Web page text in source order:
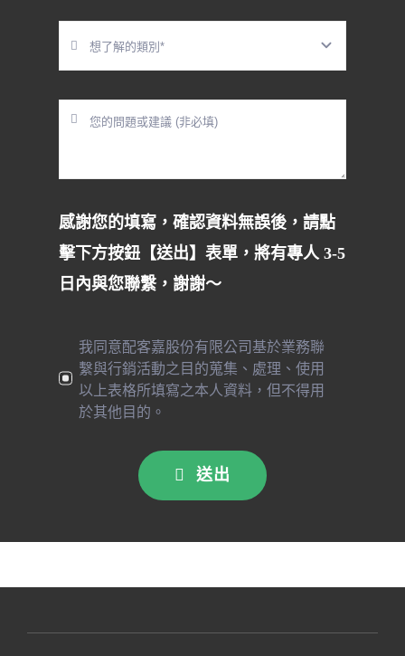
感謝您的填寫，確認資料無誤後，請點
擊下方按鈕【送出】表單，將有專人 3-5
日內與您聯繫，謝謝～
我同意配客嘉股份有限公司基於業務聯
繫與行銷活動之目的蒐集、處理、使用
以上表格所填寫之本人資料，但不得用
於其他目的。
送出